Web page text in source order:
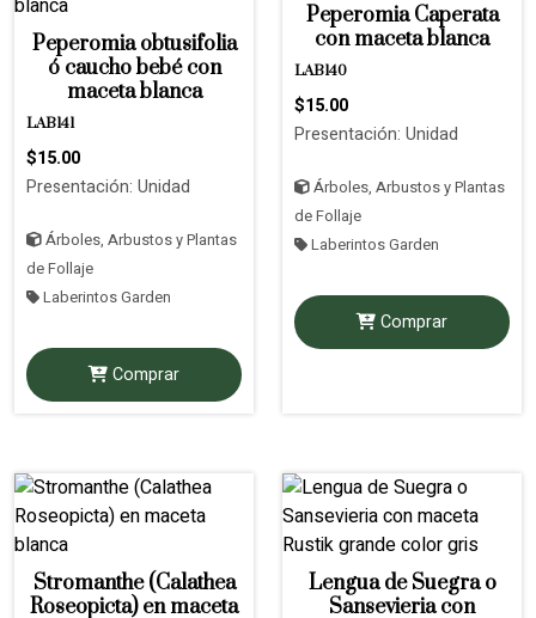
Peperomia obtusifolia
ó caucho bebé con
maceta blanca
LAB141
$15.00
Presentación: Unidad
Árboles, Arbustos y Plantas
de Follaje
Laberintos Garden
Comprar
Peperomia Caperata
con maceta blanca
LAB140
$15.00
Presentación: Unidad
Árboles, Arbustos y Plantas
de Follaje
Laberintos Garden
Comprar
Stromanthe (Calathea
Roseopicta) en maceta
Lengua de Suegra o
Sansevieria con